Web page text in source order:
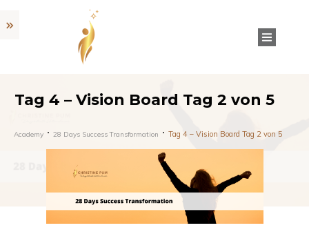
Tag 4 – Vision Board Tag 2 von 5
Academy 28 Days Success Transformation Tag 4 – Vision Board Tag 2 von 5